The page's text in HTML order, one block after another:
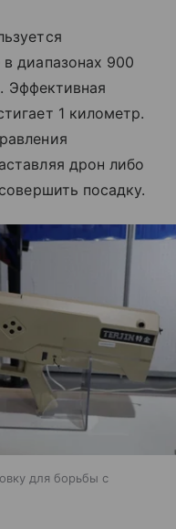
диапазонах 900
Эффективная
1 километр.
дрон либо
посадку.
для борьбы с